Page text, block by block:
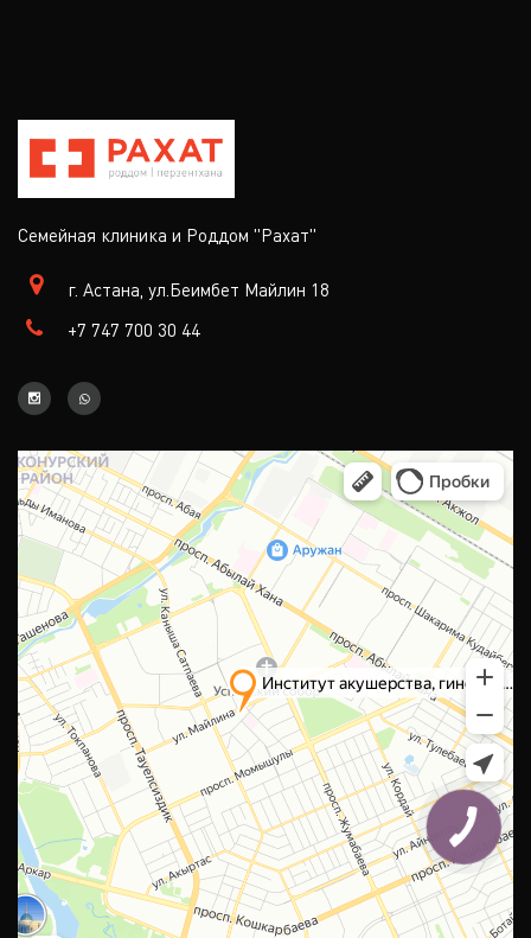
Семейная клиника и Роддом "Рахат"
г. Астана, ул.Беимбет Майлин 18
+7 747 700 30 44